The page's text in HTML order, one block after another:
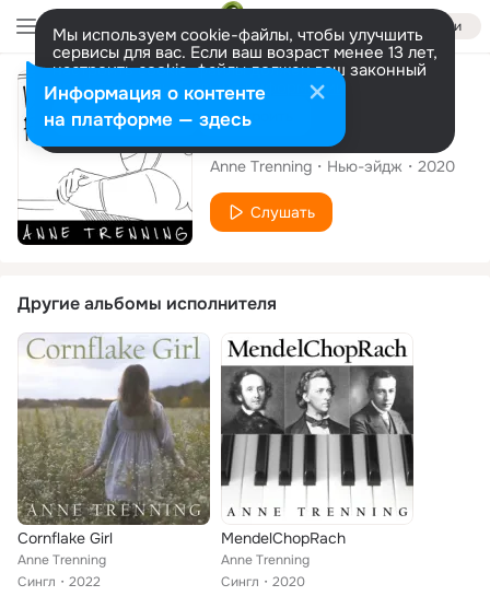
Войти
Мы используем cookie-файлы, чтобы улучшить
сервисы для вас. Если ваш возраст менее 13 лет,
настроить cookie-файлы должен ваш законный
представитель. Больше информации
Разрешить все Настроить
Сингл
Love at First Note
Anne Trenning Нью-эйдж 2020
Слушать
Другие альбомы исполнителя
Cornflake Girl
Anne Trenning
Сингл
2022
MendelChopRach
Anne Trenning
Сингл
2020
Информация о контенте
на платформе — здесь